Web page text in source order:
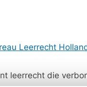
Leerrecht
leerrecht die